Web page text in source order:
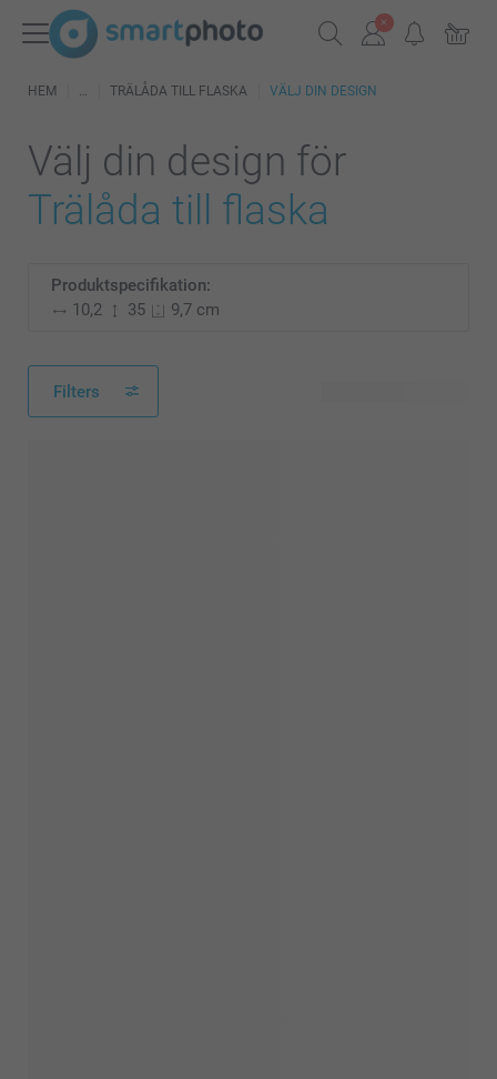
HEM TRÄLÅDA TILL FLASKA VÄLJ DIN DESIGN
Välj din design för
Trälåda till flaska
Produktspecifikation:
10,2
35 9,7 cm
Filters